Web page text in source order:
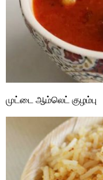
முட்டை ஆம்லெட் குழம்பு